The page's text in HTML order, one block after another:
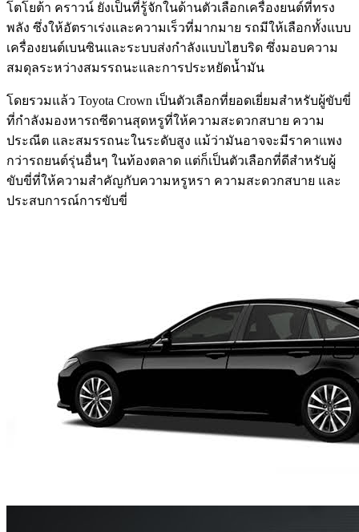
โตโยต้า คราวน์ ยังเป็นที่รู้จักในด้านตัวเลือกเครื่องยนต์ที่ทรง
พลัง ซึ่งให้อัตราเร่งและความเร็วที่มากมาย รถมีให้เลือกทั้งแบบ
เครื่องยนต์เบนซินและระบบส่งกำลังแบบไฮบริด ซึ่งมอบความ
สมดุลระหว่างสมรรถนะและการประหยัดน้ำมัน
โดยรวมแล้ว Toyota Crown เป็นตัวเลือกที่ยอดเยี่ยมสำหรับผู้ขับขี่
ที่กำลังมองหารถซีดานสุดหรูที่ให้ความสะดวกสบาย ความ
ประณีต และสมรรถนะในระดับสูง แม้ว่ามันอาจจะมีราคาแพง
กว่ารถยนต์รุ่นอื่นๆ ในท้องตลาด แต่ก็เป็นตัวเลือกที่ดีสำหรับผู้
ขับขี่ที่ให้ความสำคัญกับความหรูหรา ความสะดวกสบาย และ
ประสบการณ์การขับขี่